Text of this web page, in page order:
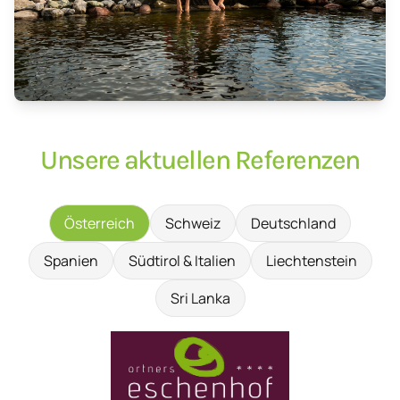
Unsere aktuellen Referenzen
Österreich Schweiz
Deutschland
Spanien
Südtirol & Italien
Liechtenstein
Sri Lanka